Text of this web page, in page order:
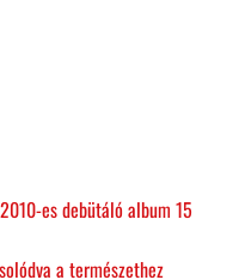
es debütáló album 15
a természethez